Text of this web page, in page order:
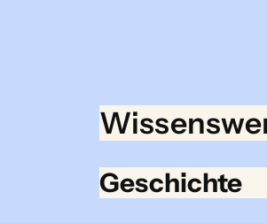
Geschichte